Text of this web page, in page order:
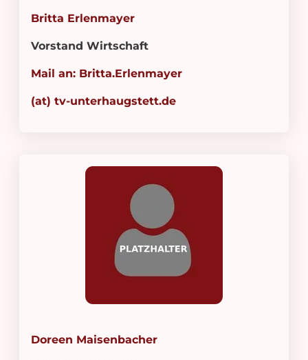
Britta Erlenmayer
Vorstand Wirtschaft
Mail an: Britta.Erlenmayer
(at) tv-unterhaugstett.de
Doreen Maisenbacher